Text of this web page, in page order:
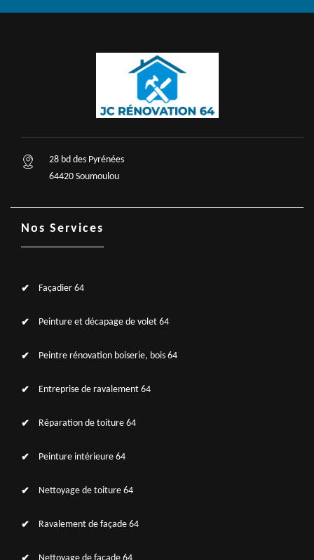
28 bd des Pyrénées
64420 Soumoulou
Nos Services
Façadier 64
Peinture et décapage de volet 64
Peintre rénovation boiserie, bois 64
Entreprise de ravalement 64
Réparation de toiture 64
Peinture intérieure 64
Nettoyage de toiture 64
Ravalement de façade 64